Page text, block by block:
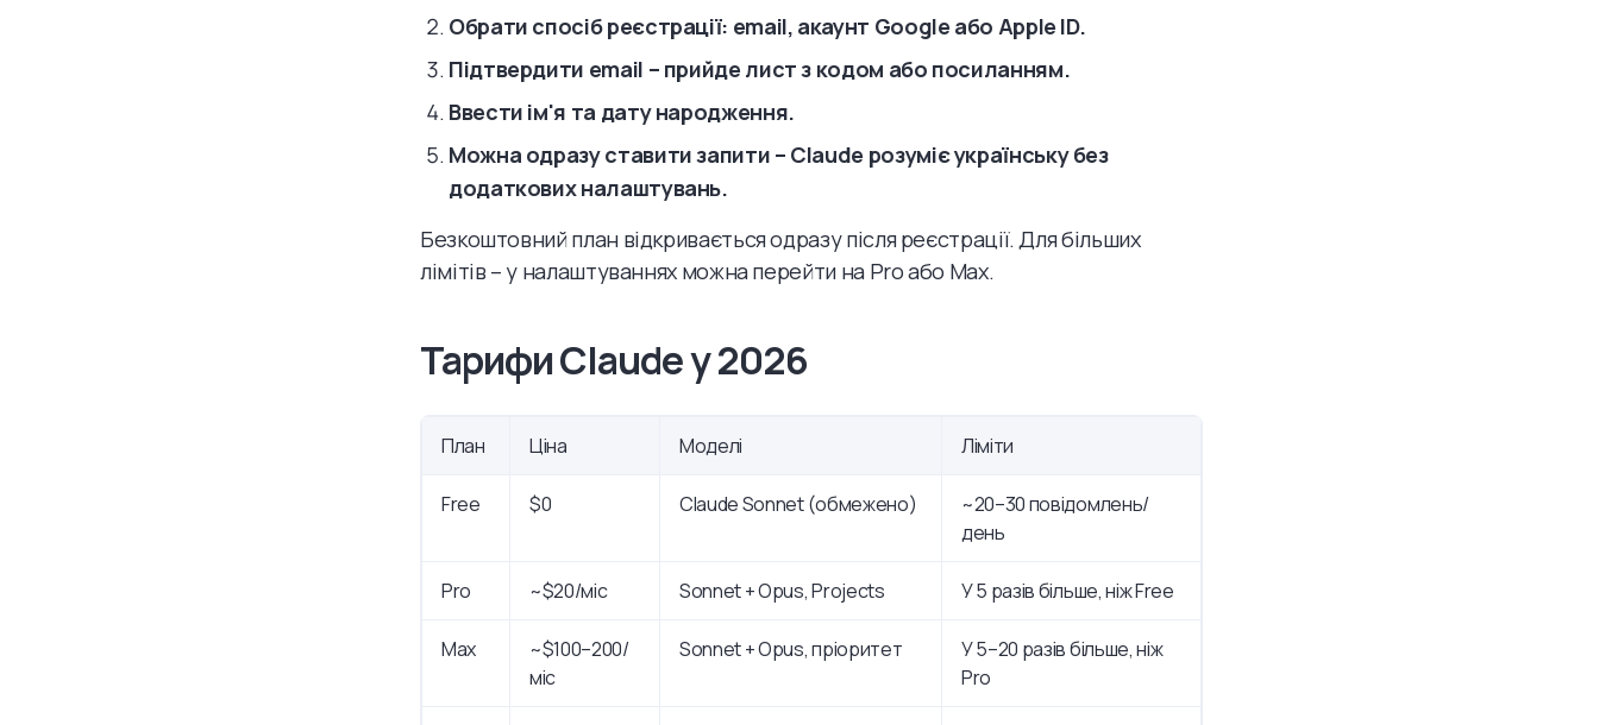
Обрати спосіб реєстрації: email, акаунт Google або Apple ID.
Підтвердити email – прийде лист з кодом або посиланням.
Ввести ім'я та дату народження.
Можна одразу ставити запити – Claude розуміє українську без
додаткових налаштувань.
Безкоштовний план відкривається одразу після реєстрації. Для більших
лімітів – у налаштуваннях можна перейти на Pro або Max.
Тарифи Claude у 2026
План Ціна Моделі Ліміти
Free $0 Claude Sonnet (обмежено)
~20–30 повідомлень/
день
Pro ~$20/міс Sonnet + Opus, Projects У 5 разів більше, ніж Free
Max
~$100–200/
міс
Sonnet + Opus, пріоритет
У 5–20 разів більше, ніж
Pro